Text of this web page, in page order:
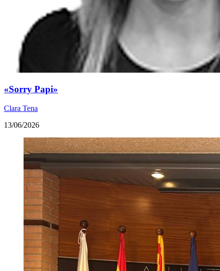
«Sorry Papi»
Clara Tena
13/06/2026